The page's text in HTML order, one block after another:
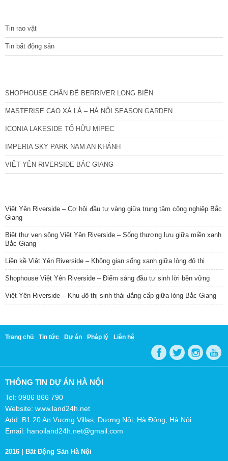
Tin rao vặt
Tin bất động sản
SHOPHOUSE CHÂN ĐẾ BERRIVER LONG BIÊN
MASTERISE CAO XÀ LÁ – HÀ NỘI SEASON GARDEN
ICONIA LAKESIDE TỐ HỮU MIPEC
IMPERIA SKY PARK NAM AN KHÁNH
VIỆT YÊN RIVERSIDE BẮC GIANG
Việt Yên Riverside – Cơ hội đầu tư vàng giữa trung tâm công nghiệp Bắc
Giang
Biệt thự ven sông Việt Yên Riverside – Sống thượng lưu giữa miền xanh
Bắc Giang
Liền kề Việt Yên Riverside – Không gian sống xanh giữa lòng đô thị
Shophouse Việt Yên Riverside – Điểm sáng đầu tư sinh lời bền vững
Việt Yên Riverside – Khu đô thị sinh thái đẳng cấp giữa lòng Bắc Giang
Trang chủ Tin tức Dự án Pháp lý Liên hệ
THÔNG TIN DỰ ÁN HÀ NỘI
Tel: 0986 866 790
Website: www.land24h.net
Add: B1.20 An Vượng Villas, Dương Nội, Hà Đông, Hà Nội
Email: hanoiland24h.net@gmail.com
2016 | Bất Động Sản Hà Nội